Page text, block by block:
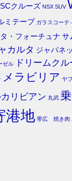
クルーズ NSX SUV
ミテープ ガラスコーテ
・フォーチュナ サ
カルタ ジャパネ
ゼル ドリームク
メラビリア ヤ
リビアン 丸武
港地 帯広 焼き肉